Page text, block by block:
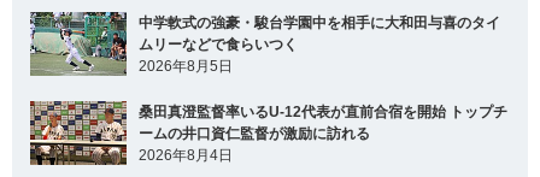
中学軟式の強豪・駿台学園中を相手に大和田与喜のタイ
ムリーなどで食らいつく
2026年8月5日
桑田真澄監督率いるU-12代表が直前合宿を開始 トップチ
ームの井口資仁監督が激励に訪れる
2026年8月4日